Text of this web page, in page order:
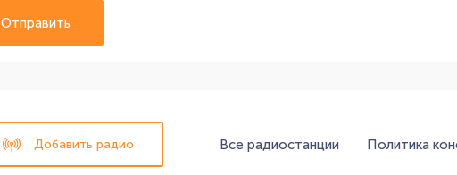
Отправить
Добавить радио Все радиостанции Политика